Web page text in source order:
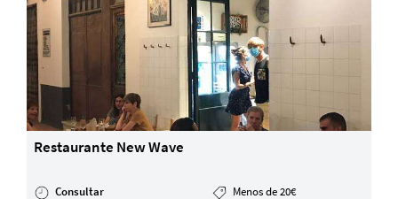
Restaurante New Wave
Consultar
Menos de 20€